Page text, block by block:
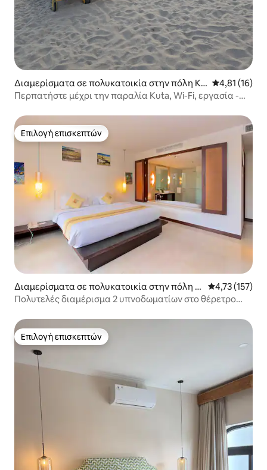
Διαμερίσματα σε πολυκατοικία στην πόλη Κο
ύτα
Μέση
4,81 (16)
Περπατήστε μέχρι την παραλία Kuta, Wi-Fi, εργασία -
Επιλογή επισκεπτών
Επιλογή επισκεπτών
Διαμερίσματα σε πολυκατοικία στην πόλη N
usa Dua
Μέση
4,73 (157)
Πολυτελές διαμέρισμα 2 υπνοδωματίων στο θέρετρο
Επιλογή επισκεπτών
Επιλογή επισκεπτών